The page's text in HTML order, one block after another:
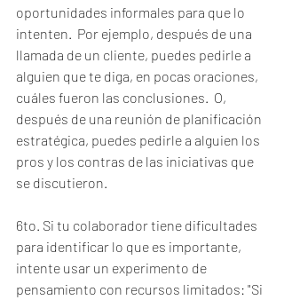
oportunidades informales para que lo
intenten.  Por ejemplo, después de una
llamada de un cliente, puedes pedirle a
alguien que te diga, en pocas oraciones,
cuáles fueron las conclusiones.  O,
después de una reunión de planificación
estratégica, puedes pedirle a alguien los
pros y los contras de las iniciativas que
se discutieron.
6to. Si tu colaborador tiene dificultades
para identificar lo que es importante,
intente usar un experimento de
pensamiento con recursos limitados: "Si